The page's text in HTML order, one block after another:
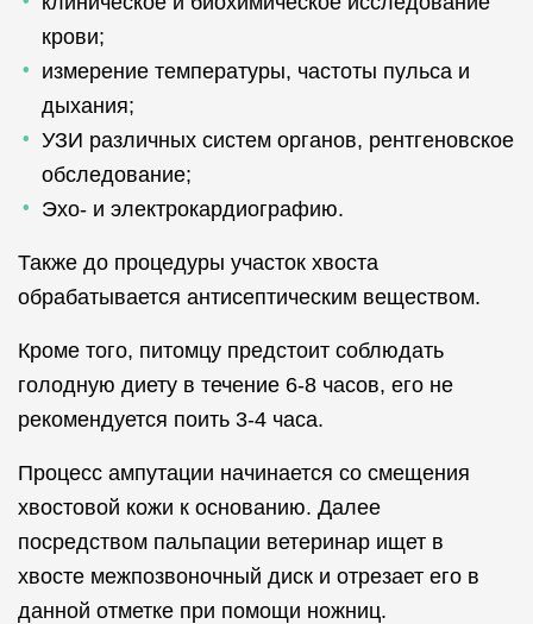
крови;
измерение температуры, частоты пульса и
дыхания;
УЗИ различных систем органов, рентгеновское
обследование;
Эхо- и электрокардиографию.
Также до процедуры участок хвоста
обрабатывается антисептическим веществом.
Кроме того, питомцу предстоит соблюдать
голодную диету в течение 6-8 часов, его не
рекомендуется поить 3-4 часа.
Процесс ампутации начинается со смещения
хвостовой кожи к основанию. Далее
посредством пальпации ветеринар ищет в
хвосте межпозвоночный диск и отрезает его в
данной отметке при помощи ножниц.